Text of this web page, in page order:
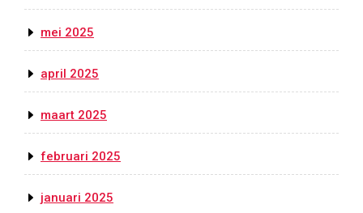
mei 2025
april 2025
maart 2025
februari 2025
januari 2025